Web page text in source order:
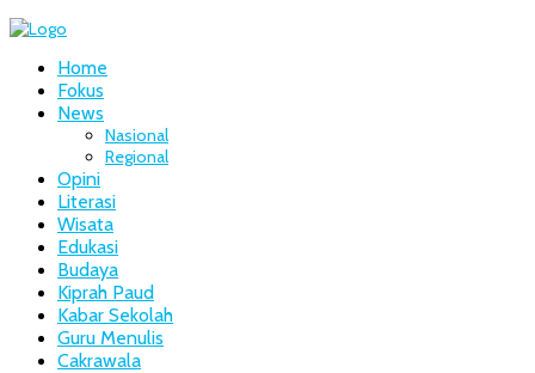
Home
Fokus
News
Nasional
Regional
Opini
Literasi
Wisata
Edukasi
Budaya
Kiprah Paud
Kabar Sekolah
Guru Menulis
Cakrawala